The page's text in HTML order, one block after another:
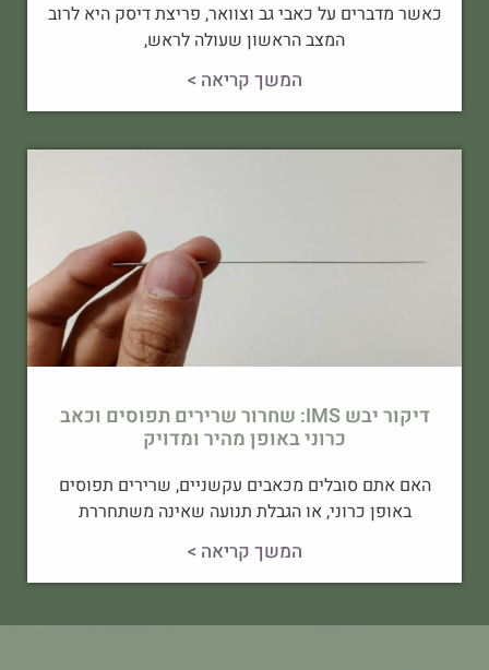
כאשר מדברים על כאבי גב וצוואר, פריצת דיסק היא לרוב
המצב הראשון שעולה לראש,
המשך קריאה >
דיקור יבש IMS: שחרור שרירים תפוסים וכאב
כרוני באופן מהיר ומדויק
האם אתם סובלים מכאבים עקשניים, שרירים תפוסים
באופן כרוני, או הגבלת תנועה שאינה משתחררת
המשך קריאה >